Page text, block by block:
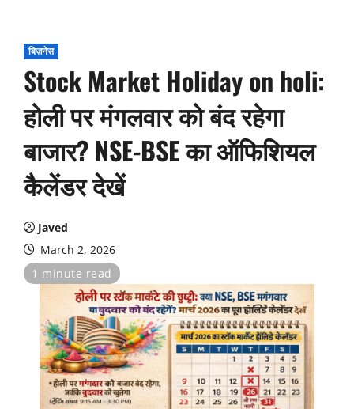
बिज़नेस
Stock Market Holiday on holi:
होली पर मंगलवार को बंद रहेगा
बाजार? NSE-BSE का ऑफिशियल
कैलेंडर देखें
Javed
March 2, 2026
1 minute read